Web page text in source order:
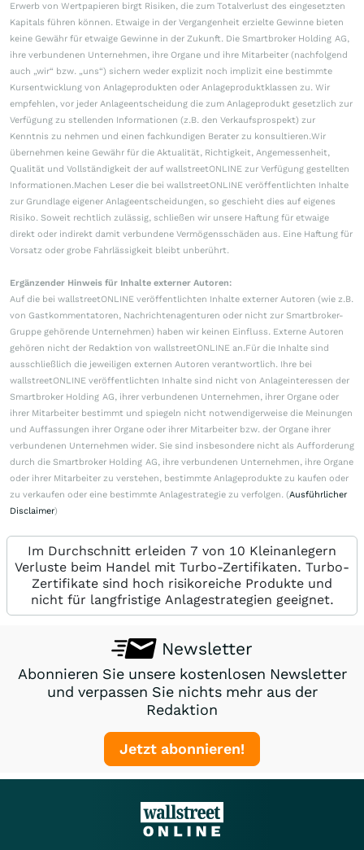
Erwerb von Wertpapieren birgt Risiken, die zum Totalverlust des eingesetzten
Kapitals führen können. Etwaige in der Vergangenheit erzielte Gewinne bieten
keine Gewähr für etwaige Gewinne in der Zukunft. Die Smartbroker Holding AG,
ihre verbundenen Unternehmen, ihre Organe und ihre Mitarbeiter (nachfolgend
auch „wir“ bzw. „uns“) sichern weder explizit noch implizit eine bestimmte
Kursentwicklung von Anlageprodukten oder Anlageproduktklassen zu. Wir
empfehlen, vor jeder Anlageentscheidung die zum Anlageprodukt gesetzlich zur
Verfügung zu stellenden Informationen (z.B. den Verkaufsprospekt) zur
Kenntnis zu nehmen und einen fachkundigen Berater zu konsultieren.Wir
übernehmen keine Gewähr für die Aktualität, Richtigkeit, Angemessenheit,
Qualität und Vollständigkeit der auf wallstreetONLINE zur Verfügung gestellten
Informationen.Machen Leser die bei wallstreetONLINE veröffentlichten Inhalte
zur Grundlage eigener Anlageentscheidungen, so geschieht dies auf eigenes
Risiko. Soweit rechtlich zulässig, schließen wir unsere Haftung für etwaige
direkt oder indirekt damit verbundene Vermögensschäden aus. Eine Haftung für
Vorsatz oder grobe Fahrlässigkeit bleibt unberührt.
Ergänzender Hinweis für Inhalte externer Autoren:
Auf die bei wallstreetONLINE veröffentlichten Inhalte externer Autoren (wie z.B.
von Gastkommentatoren, Nachrichtenagenturen oder nicht zur Smartbroker-
Gruppe gehörende Unternehmen) haben wir keinen Einfluss. Externe Autoren
gehören nicht der Redaktion von wallstreetONLINE an.Für die Inhalte sind
ausschließlich die jeweiligen externen Autoren verantwortlich. Ihre bei
wallstreetONLINE veröffentlichten Inhalte sind nicht von Anlageinteressen der
Smartbroker Holding AG, ihrer verbundenen Unternehmen, ihrer Organe oder
ihrer Mitarbeiter bestimmt und spiegeln nicht notwendigerweise die Meinungen
und Auffassungen ihrer Organe oder ihrer Mitarbeiter bzw. der Organe ihrer
verbundenen Unternehmen wider. Sie sind insbesondere nicht als Aufforderung
durch die Smartbroker Holding AG, ihre verbundenen Unternehmen, ihre Organe
oder ihrer Mitarbeiter zu verstehen, bestimmte Anlageprodukte zu kaufen oder
zu verkaufen oder eine bestimmte Anlagestrategie zu verfolgen. (Ausführlicher
Disclaimer)
Im Durchschnitt erleiden 7 von 10 Kleinanlegern
Verluste beim Handel mit Turbo-Zertifikaten. Turbo-
Zertifikate sind hoch risikoreiche Produkte und
nicht für langfristige Anlagestrategien geeignet.
Newsletter
Abonnieren Sie unsere kostenlosen Newsletter
und verpassen Sie nichts mehr aus der
Redaktion
Jetzt abonnieren!